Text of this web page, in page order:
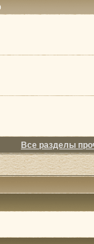
Все разделы